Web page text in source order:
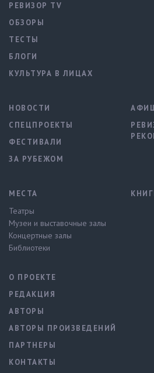
РЕВИЗОР TV
ОБЗОРЫ
ТЕСТЫ
БЛОГИ
КУЛЬТУРА В ЛИЦАХ
НОВОСТИ
СПЕЦПРОЕКТЫ
ФЕСТИВАЛИ
ЗА РУБЕЖОМ
МЕСТА
Театры
Музеи и выставочные залы
Концертные залы
Библиотеки
О ПРОЕКТЕ
РЕДАКЦИЯ
АВТОРЫ
АВТОРЫ ПРОИЗВЕДЕНИЙ
ПАРТНЕРЫ
КОНТАКТЫ